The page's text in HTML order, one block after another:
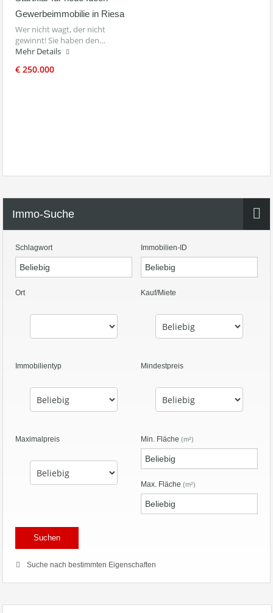
Gewerbeimmobilie in Riesa
Wer nicht wagt, der nicht
gewinnt! Sie haben den…
Mehr Details
€ 250.000
Immo-Suche
Schlagwort Immobilien-ID
Ort Kauf/Miete
Immobilientyp Mindestpreis
Maximalpreis Min. Fläche (m²)
Max. Fläche (m²)
Suche nach bestimmten Eigenschaften